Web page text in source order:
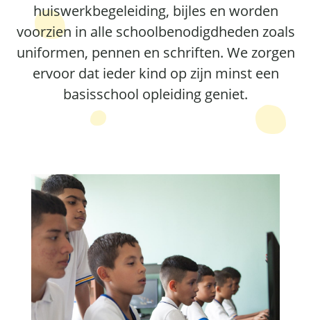
huiswerkbegeleiding, bijles en worden
voorzien in alle schoolbenodigdheden zoals
uniformen, pennen en schriften. We zorgen
ervoor dat ieder kind op zijn minst een
basisschool opleiding geniet.